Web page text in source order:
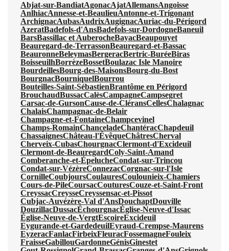
Abjat-sur-BandiatAgonacAjatAllemansAngoisse
AnlhiacAnnesse-et-BeaulieuAntonne-et-Trigonant
ArchignacAubasAudrixAugignacAuriac-du-Périgord
AzeratBadefols-d'AnsBadefols-sur-DordogneBaneuil
BarsBassillac et AuberocheBayacBeaupouyet
Beauregard-de-TerrassonBeauregard-et-Bassac
BeauronneBeleymasBergeracBertric-BuréeBiras
BoisseuilhBorrèzeBossetBoulazac Isle Manoire
BourdeillesBourg-des-MaisonsBourg-du-Bost
BourgnacBourniquelBourrou
Bouteilles-Saint-SébastienBrantôme en Périgord
BrouchaudBussacCalèsCampagneCampsegret
Carsac-de-GursonCause-de-CléransCellesChalagnac
ChalaisChampagnac-de-Belair
Champagne-et-FontaineChampcevinel
Champs-RomainChanceladeChantéracChapdeuil
ChassaignesChâteau-l'ÉvêqueChâtresCherval
Cherveix-CubasChourgnacClermont-d'Excideuil
Clermont-de-BeauregardColy-Saint-Amand
Comberanche-et-ÉpelucheCondat-sur-Trincou
Condat-sur-VézèreConnezacCorgnac-sur-l'Isle
CornilleCoubjoursCoulauresCoulounieix-Chamiers
Cours-de-PileCoursacCouturesCouze-et-Saint-Front
CreyssacCreysseCreyssensac-et-Pissot
Cubjac-Auvézère-Val d'AnsDouchaptDouville
DouzillacDussacÉchourgnacÉglise-Neuve-d'Issac
Église-Neuve-de-VergtEscoireExcideuil
Eygurande-et-GardedeuilEyraud-Crempse-Maurens
EyzeracFanlacFirbeixFleuracFossemagneFouleix
FraisseGabillouGardonneGénisGinestet